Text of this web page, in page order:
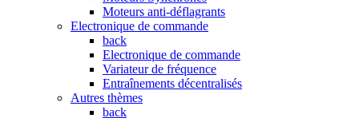
Moteurs anti-déflagrants
Electronique de commande
back
Electronique de commande
Variateur de fréquence
Entraînements décentralisés
Autres thèmes
back